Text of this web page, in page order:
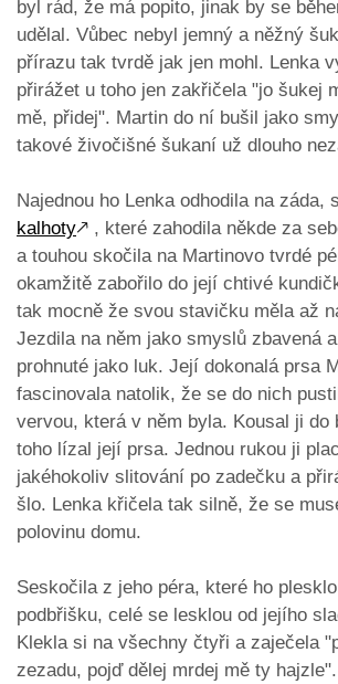
byl rád, že má popito, jinak by se
udělal. Vůbec nebyl jemný a něžný
přírazu tak tvrdě jak jen mohl. Lenka
přirážet u toho jen zakřičela "jo šukej
mě, přidej". Martin do ní bušil jako
takové živočišné šukaní už dlouho
Najednou ho Lenka odhodila na záda,
kalhoty🡕 , které zahodila někde za
a touhou skočila na Martinovo tvrdé
okamžitě zabořilo do její chtivé
tak mocně že svou stavičku měla až
Jezdila na něm jako smyslů zbavená
prohnuté jako luk. Její dokonalá prsa
fascinovala natolik, že se do nich
vervou, která v něm byla. Kousal ji do
toho lízal její prsa. Jednou rukou ji
jakéhokoliv slitování po zadečku a
šlo. Lenka křičela tak silně, že se
polovinu domu.
Seskočila z jeho péra, které ho
podbřišku, celé se lesklou od jejího
Klekla si na všechny čtyři a zaječela
zezadu, pojď dělej mrdej mě ty